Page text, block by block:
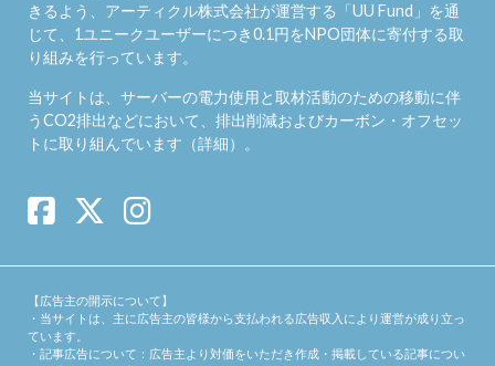
きるよう、アーティクル株式会社が運営する「UU Fund 」を通
じて、1ユニークユーザーにつき0.1円をNPO団体に寄付する取
り組みを行っています。
当サイトは、サーバーの電力使用と取材活動のための移動に伴
うCO2排出などにおいて、排出削減およびカーボン・オフセッ
トに取り組んでいます（詳細）。
【広告主の開示について】
・当サイトは、主に広告主の皆様から支払われる広告収入により運営が成り立っ
ています。
・記事広告について：広告主より対価をいただき作成・掲載している記事につい